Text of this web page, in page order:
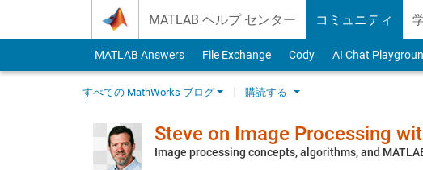
MATLAB ヘルプ センター コミュニティ
MATLAB Answers File Exchange Cody AI Chat
すべての MathWorks ブログ 購読する
Steve on Image Processing
Image processing concepts, algorithms, and